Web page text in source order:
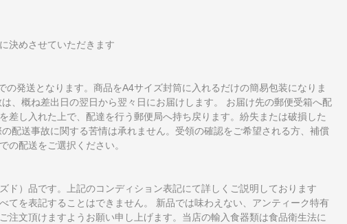
決めさせていただきます
発送となります。商品をA4サイズ封筒に入れるだけの簡易包装になりま
、概ね差出日の翌日から翌々日にお届けします。 お届け先の郵便受箱へ配
差し入れた上で、配達を行う郵便局へ持ち戻ります。紛失または破損した
配送事故に関する苦情は承れません。受領の確認をご希望される方、補償
の配送をご選択ください。
ド）品です。上記のコンディション表記にて詳しくご説明しております
てを表記することはできません。 新品では味わえない、アンティーク特有
注文頂けますようお願い申し上げます。当店の輸入食器類は食品衛生法に